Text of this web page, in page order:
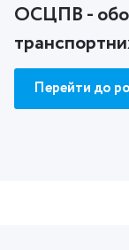
ОСЦПВ -
Перейти до